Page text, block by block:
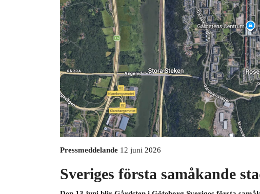
Pressmeddelande 12 juni 2026
Sveriges första samåkande